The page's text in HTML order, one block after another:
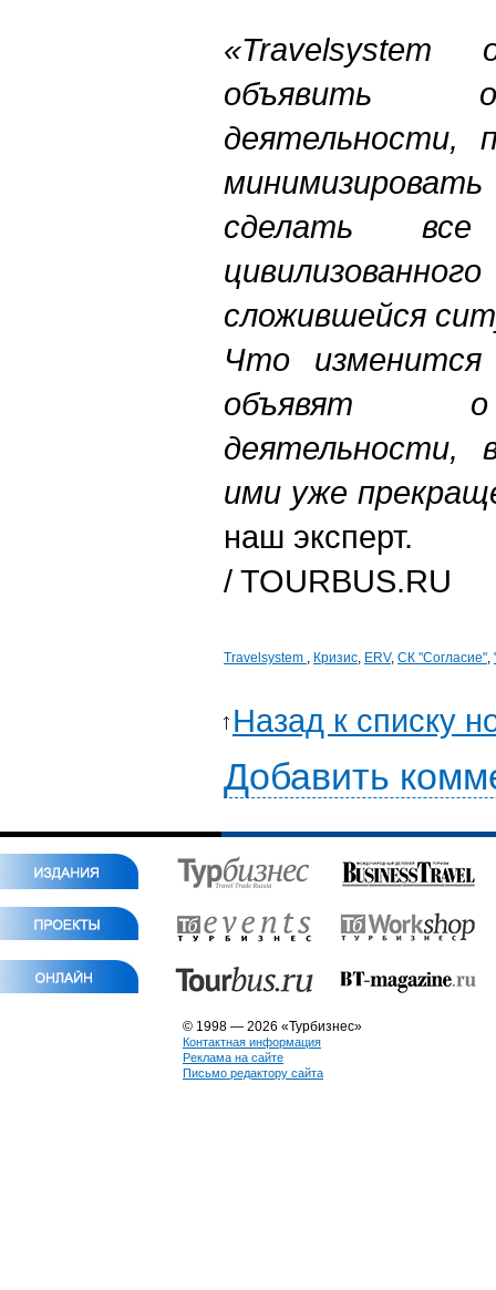
«Travelsystem
объявить о
деятельности,
сделать
сложившейся
Что
объявят о
деятельности,
ими уже
наш эксперт.
/ TOURBUS.RU
Travelsystem , Кризис, ERV, СК "Согласие",
Назад к списку
Добавить
© 1998 — 2026 «Турбизнес»
Контактная информация
Реклама на сайте
Письмо редактору сайта